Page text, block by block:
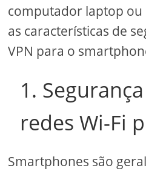
computador laptop ou
as características de
VPN para o
1.
redes Wi-Fi
Smartphones são